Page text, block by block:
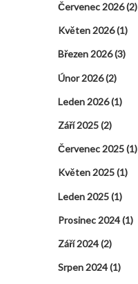
Červenec 2026(2)
Květen 2026(1)
Březen 2026(3)
Únor 2026(2)
Leden 2026(1)
Září 2025(2)
Červenec 2025(1)
Květen 2025(1)
Leden 2025(1)
Prosinec 2024(1)
Září 2024(2)
Srpen 2024(1)